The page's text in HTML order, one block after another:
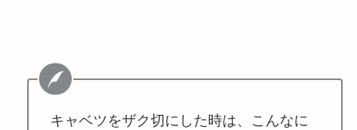
キャベツをザク切にした時は、こんなに